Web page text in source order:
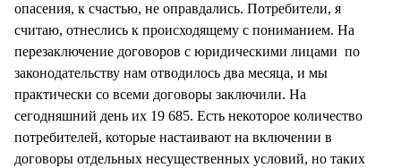
опасения, к счастью, не оправдались. Потребители, я
считаю, отнеслись к происходящему с пониманием. На
перезаключение договоров с юридическими лицами по
законодательству нам отводилось два месяца, и мы
практически со всеми договоры заключили. На
сегодняшний день их 19 685. Есть некоторое количество
потребителей, которые настаивают на включении в
договоры отдельных несущественных условий, но таких